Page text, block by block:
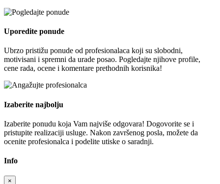
Uporedite ponude
Ubrzo pristižu ponude od profesionalaca koji su slobodni,
motivisani i spremni da urade posao. Pogledajte njihove profile,
cene rada, ocene i komentare prethodnih korisnika!
Izaberite najbolju
Izaberite ponudu koja Vam najviše odgovara! Dogovorite se i
pristupite realizaciji usluge. Nakon završenog posla, možete da
ocenite profesionalca i podelite utiske o saradnji.
Info
×